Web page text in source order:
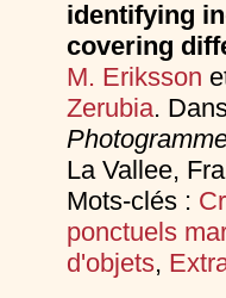
identifying
covering
M. Eriksson
Zerubia.
La Vallee,
Mots-clés :
ponctuels
d'objets,